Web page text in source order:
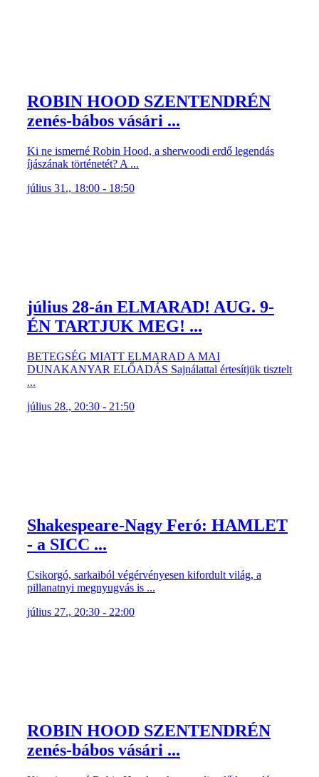
ROBIN HOOD SZENTENDRÉN
zenés-bábos vásári ...
Ki ne ismerné Robin Hood, a sherwoodi erdő legendás
íjászának történetét? A ...
július 31., 18:00 - 18:50
július 28-án ELMARAD! AUG. 9-
ÉN TARTJUK MEG! ...
BETEGSÉG MIATT ELMARAD A MAI
DUNAKANYAR ELŐADÁS Sajnálattal értesítjük tisztelt
...
július 28., 20:30 - 21:50
Shakespeare-Nagy Feró: HAMLET
- a SICC ...
Csikorgó, sarkaiból végérvényesen kifordult világ, a
pillanatnyi megnyugvás is ...
július 27., 20:30 - 22:00
ROBIN HOOD SZENTENDRÉN
zenés-bábos vásári ...